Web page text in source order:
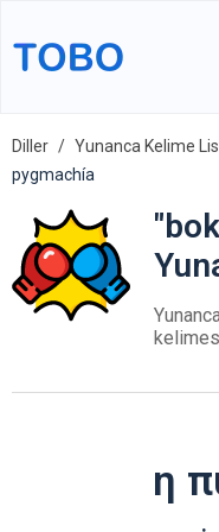
Diller Yunanca Kelime
pygmachía
η